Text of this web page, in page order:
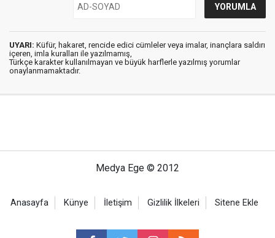
UYARI: Küfür, hakaret, rencide edici cümleler veya imalar, inançlara saldırı
içeren, imla kuralları ile yazılmamış,
Türkçe karakter kullanılmayan ve büyük harflerle yazılmış yorumlar
onaylanmamaktadır.
Medya Ege © 2012
Anasayfa Künye İletişim Gizlilik İlkeleri Sitene Ekle